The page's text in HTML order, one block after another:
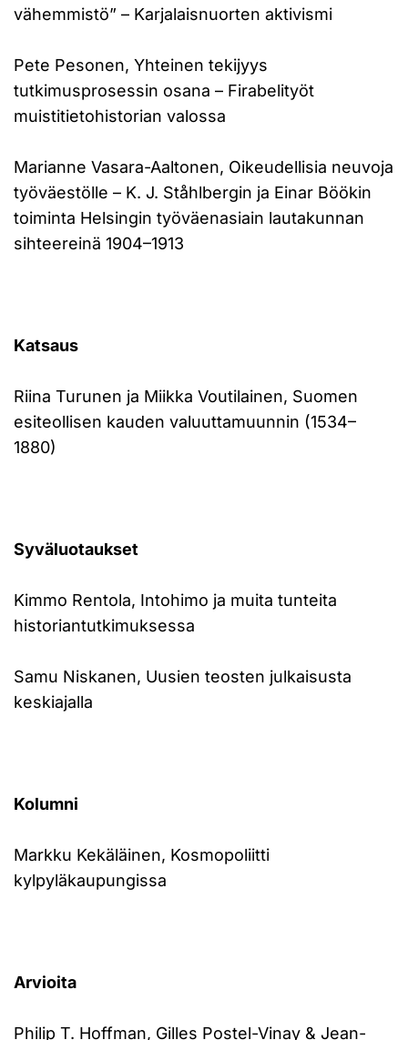
vähemmistö” – Karjalaisnuorten aktivismi
Pete Pesonen, Yhteinen tekijyys
tutkimusprosessin osana – Firabelityöt
muistitietohistorian valossa
Marianne Vasara-Aaltonen, Oikeudellisia neuvoja
työväestölle – K. J. Ståhlbergin ja Einar Böökin
toiminta Helsingin työväenasiain lautakunnan
sihteereinä 1904–1913
Katsaus
Riina Turunen ja Miikka Voutilainen, Suomen
esiteollisen kauden valuuttamuunnin (1534–
1880)
Syväluotaukset
Kimmo Rentola, Intohimo ja muita tunteita
historiantutkimuksessa
Samu Niskanen, Uusien teosten julkaisusta
keskiajalla
Kolumni
Markku Kekäläinen, Kosmopoliitti
kylpyläkaupungissa
Arvioita
Philip T. Hoffman, Gilles Postel-Vinay & Jean-